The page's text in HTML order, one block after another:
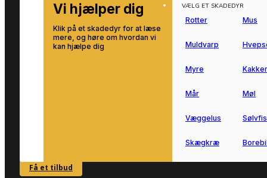
Vi hjælper dig
Klik på et skadedyr for at læse
mere, og høre om hvordan vi
kan hjælpe dig
SE OVERSIGT
VÆLG ET SKADEDYR
Rotter Mus
Muldvarp
Myre
Mår Møl
Væggelus
Skægkræ
Få et tilbud